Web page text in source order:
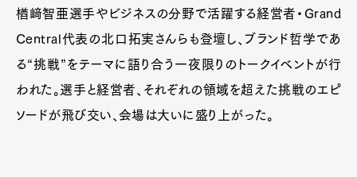
楢﨑智亜選手やビジネスの分野で活躍する経営者・Grand
Central代表の北口拓実さんらも登壇し、ブランド哲学であ
る“挑戦”をテーマに語り合う一夜限りのトークイベントが行
われた。選手と経営者、それぞれの領域を超えた挑戦のエピ
ソードが飛び交い、会場は大いに盛り上がった。